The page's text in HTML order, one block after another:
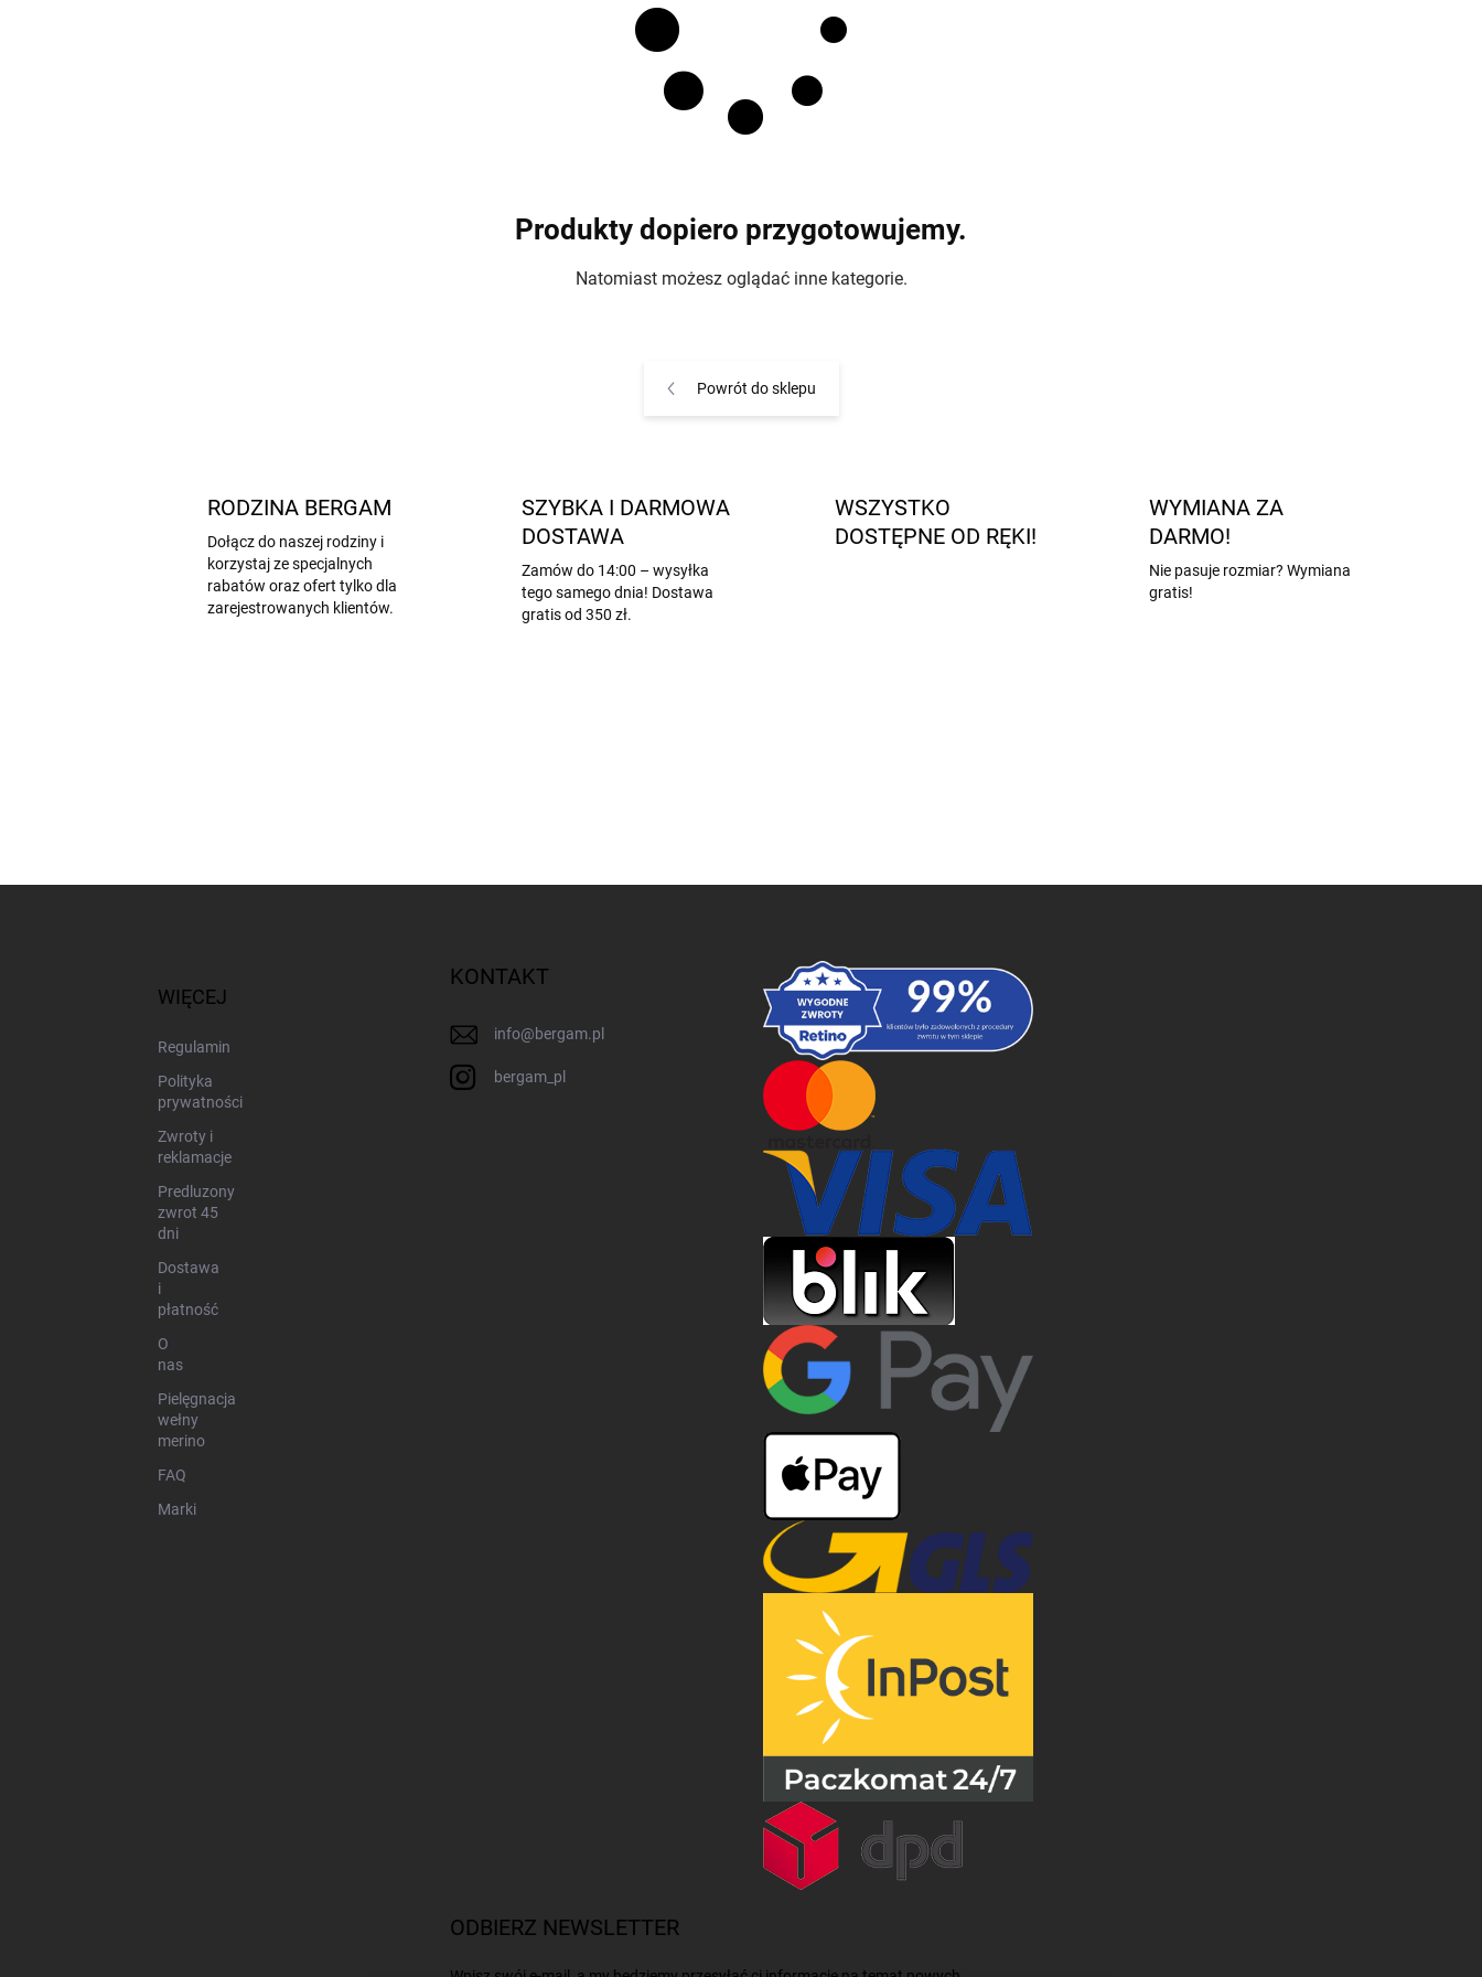
Produkty dopiero przygotowujemy.
Natomiast możesz oglądać inne kategorie.
Powrót do sklepu
RODZINA BERGAM
Dołącz do naszej rodziny i
korzystaj ze specjalnych
rabatów oraz ofert tylko dla
zarejestrowanych klientów.
SZYBKA I DARMOWA
DOSTAWA
Zamów do 14:00 – wysyłka
tego samego dnia! Dostawa
gratis od 350 zł.
WSZYSTKO
DOSTĘPNE OD RĘKI!
WYMIANA ZA
DARMO!
Nie pasuje rozmiar? Wymiana
gratis!
WIĘCEJ
Regulamin
Polityka
prywatności
Zwroty i
reklamacje
Predluzony
zwrot 45
dni
Dostawa
i
płatność
O
nas
Pielęgnacja
wełny
merino
FAQ
Marki
KONTAKT
info@bergam.pl
bergam_pl
ODBIERZ NEWSLETTER